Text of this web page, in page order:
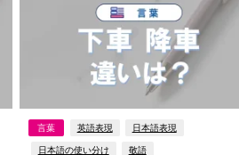
言葉 英語表現 日本語表現
日本語の使い分け 敬語